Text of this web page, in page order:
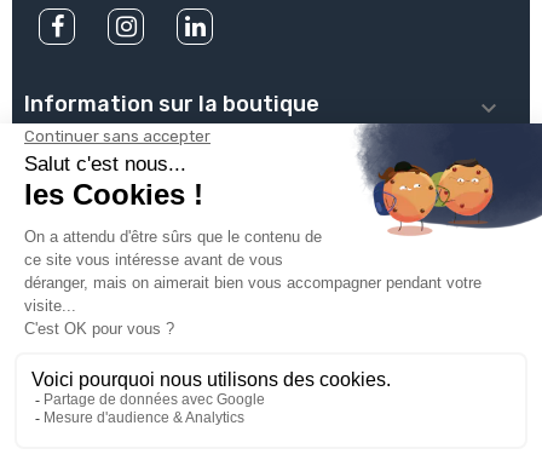
Information sur la boutique 
PLOMBSERVICE 
INFOS PRATIQUES 
VOTRE COMPTE 
Groupe Proservice